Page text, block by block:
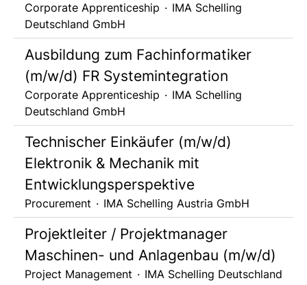
Corporate Apprenticeship · IMA Schelling
Deutschland GmbH
Ausbildung zum Fachinformatiker
(m/w/d) FR Systemintegration
Corporate Apprenticeship · IMA Schelling
Deutschland GmbH
Technischer Einkäufer (m/w/d)
Elektronik & Mechanik mit
Entwicklungsperspektive
Procurement · IMA Schelling Austria GmbH
Projektleiter / Projektmanager
Maschinen- und Anlagenbau (m/w/d)
Project Management · IMA Schelling Deutschland